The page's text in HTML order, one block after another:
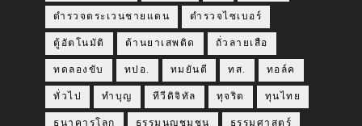
ตำรวจตระเวนชายแดน ตำรวจไซเบอร์
ตู้อัตโนมัติ ต้านยาเสพติด ถั่วลายเสือ
ทดลองขับ ทปอ. ทมยันตี ทส. ทอล์ค
ทั่วไป ทำบุญ ทีวีดิจิทัล ทุจริต ทุนไทย
ธนาคารโลก ธรรมนูญชุมชน ธรรมศาสตร์